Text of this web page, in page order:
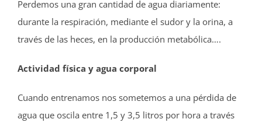
Perdemos una gran cantidad de agua diariamente:
durante la respiración, mediante el sudor y la orina, a
través de las heces, en la producción metabólica….
Actividad física y agua corporal
Cuando entrenamos nos sometemos a una pérdida de
agua que oscila entre 1,5 y 3,5 litros por hora a través